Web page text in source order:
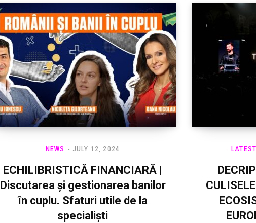
NEWS JULY 12, 2024
ECHILIBRISTICĂ FINANCIARĂ |
Discutarea și gestionarea banilor
în cuplu. Sfaturi utile de la
specialiști